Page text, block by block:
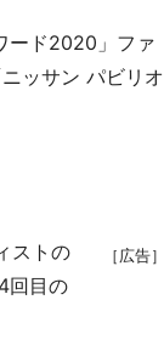
ード2020」ファ
ッサン パビリオ
［広告］
ストの
回目の